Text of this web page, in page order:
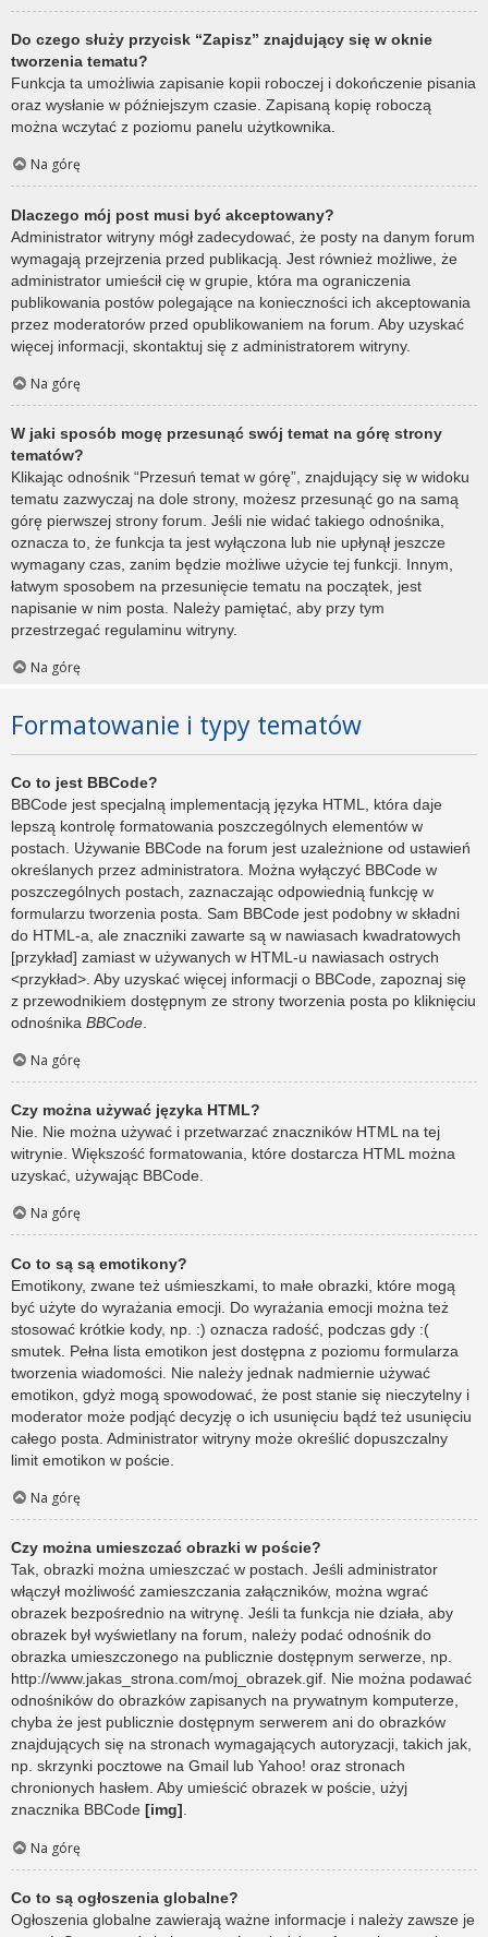
Do czego służy przycisk “Zapisz” znajdujący się w oknie
tworzenia tematu?
Funkcja ta umożliwia zapisanie kopii roboczej i dokończenie pisania
oraz wysłanie w późniejszym czasie. Zapisaną kopię roboczą
można wczytać z poziomu panelu użytkownika.
Na górę
Dlaczego mój post musi być akceptowany?
Administrator witryny mógł zadecydować, że posty na danym forum
wymagają przejrzenia przed publikacją. Jest również możliwe, że
administrator umieścił cię w grupie, która ma ograniczenia
publikowania postów polegające na konieczności ich akceptowania
przez moderatorów przed opublikowaniem na forum. Aby uzyskać
więcej informacji, skontaktuj się z administratorem witryny.
Na górę
W jaki sposób mogę przesunąć swój temat na górę strony
tematów?
Klikając odnośnik “Przesuń temat w górę”, znajdujący się w widoku
tematu zazwyczaj na dole strony, możesz przesunąć go na samą
górę pierwszej strony forum. Jeśli nie widać takiego odnośnika,
oznacza to, że funkcja ta jest wyłączona lub nie upłynął jeszcze
wymagany czas, zanim będzie możliwe użycie tej funkcji. Innym,
łatwym sposobem na przesunięcie tematu na początek, jest
napisanie w nim posta. Należy pamiętać, aby przy tym
przestrzegać regulaminu witryny.
Na górę
Formatowanie i typy tematów
Co to jest BBCode?
BBCode jest specjalną implementacją języka HTML, która daje
lepszą kontrolę formatowania poszczególnych elementów w
postach. Używanie BBCode na forum jest uzależnione od ustawień
określanych przez administratora. Można wyłączyć BBCode w
poszczególnych postach, zaznaczając odpowiednią funkcję w
formularzu tworzenia posta. Sam BBCode jest podobny w składni
do HTML-a, ale znaczniki zawarte są w nawiasach kwadratowych
[przykład] zamiast w używanych w HTML-u nawiasach ostrych
<przykład>. Aby uzyskać więcej informacji o BBCode, zapoznaj się
z przewodnikiem dostępnym ze strony tworzenia posta po kliknięciu
odnośnika BBCode
Na górę
Czy można używać języka HTML?
Nie. Nie można używać i przetwarzać znaczników HTML na tej
witrynie. Większość formatowania, które dostarcza HTML można
uzyskać, używając BBCode.
Na górę
Co to są są emotikony?
Emotikony, zwane też uśmieszkami, to małe obrazki, które mogą
być użyte do wyrażania emocji. Do wyrażania emocji można też
stosować krótkie kody, np. :) oznacza radość, podczas gdy :(
smutek. Pełna lista emotikon jest dostępna z poziomu formularza
tworzenia wiadomości. Nie należy jednak nadmiernie używać
emotikon, gdyż mogą spowodować, że post stanie się nieczytelny i
moderator może podjąć decyzję o ich usunięciu bądź też usunięciu
całego posta. Administrator witryny może określić dopuszczalny
limit emotikon w poście.
Na górę
Czy można umieszczać obrazki w poście?
Tak, obrazki można umieszczać w postach. Jeśli administrator
włączył możliwość zamieszczania załączników, można wgrać
obrazek bezpośrednio na witrynę. Jeśli ta funkcja nie działa, aby
obrazek był wyświetlany na forum, należy podać odnośnik do
obrazka umieszczonego na publicznie dostępnym serwerze, np.
http://www.jakas_strona.com/moj_obrazek.gif. Nie można podawać
odnośników do obrazków zapisanych na prywatnym komputerze,
chyba że jest publicznie dostępnym serwerem ani do obrazków
znajdujących się na stronach wymagających autoryzacji, takich jak,
np. skrzynki pocztowe na Gmail lub Yahoo! oraz stronach
chronionych hasłem. Aby umieścić obrazek w poście, użyj
znacznika BBCode [img].
Na górę
Co to są ogłoszenia globalne?
Ogłoszenia globalne zawierają ważne informacje i należy zawsze je